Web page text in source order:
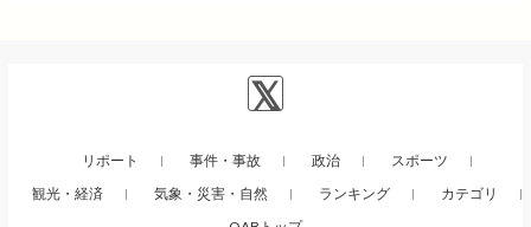
リポート 事件・事故 政治
スポーツ
観光・経済
気象・災害・自然 ランキング
カテゴリ